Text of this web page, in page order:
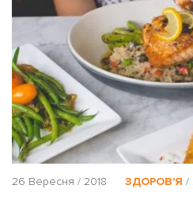
26 Вересня / 2018 ЗДОРОВ'Я /